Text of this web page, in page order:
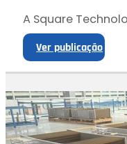
A Square
Ver publicação